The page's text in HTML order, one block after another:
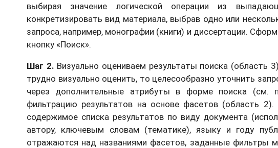
выбирая значение логической операции из
конкретизировать вид материала, выбрав одно или
запроса, например, монографии (книги) и диссертации.
кнопку «Поиск».
Шаг 2. Визуально оцениваем результаты поиска (область
трудно визуально оценить, то целесообразно уточнить
через дополнительные атрибуты в форме поиска (см.
фильтрацию результатов на основе фасетов (область
содержимое списка результатов по виду документа
автору, ключевым словам (тематике), языку и году
отражаются над названиями фасетов, заданные фильтры